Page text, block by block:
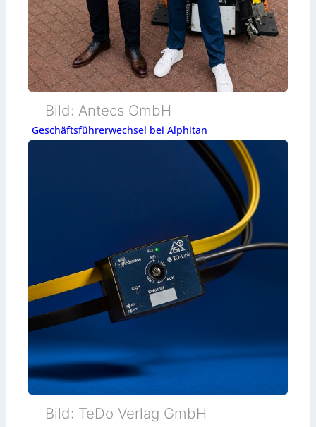
Bild: Antecs GmbH
Geschäftsführerwechsel bei Alphitan
Bild: TeDo Verlag GmbH